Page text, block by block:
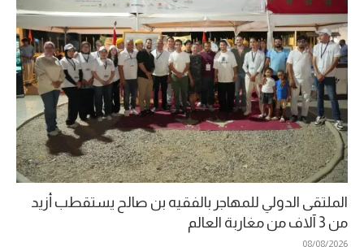
الملتقى الدولي للمهاجر بالفقيه بن صالح يستقطب أزيد
من 3 آلاف من مغاربة العالم
08/08/2026